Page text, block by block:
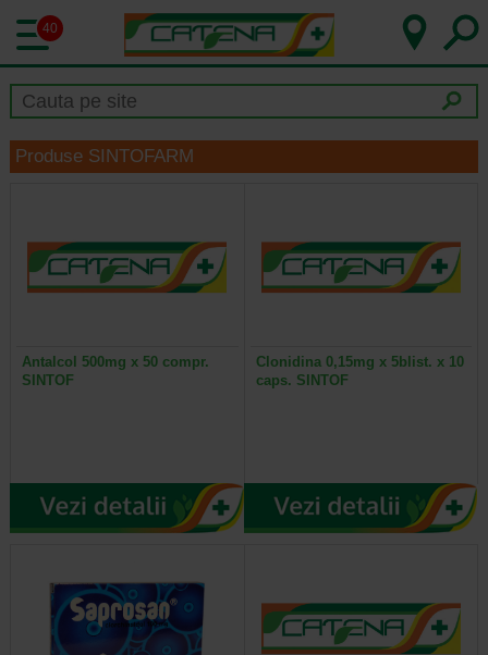
40
Produse SINTOFARM
Antalcol 500mg x 50 compr.
SINTOF
Clonidina 0,15mg x 5blist. x 10
caps. SINTOF